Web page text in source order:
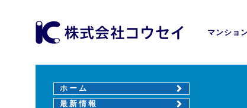
マンショ
ホーム
最新情報